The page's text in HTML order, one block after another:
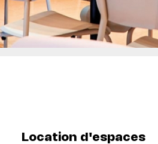
Location d'espaces